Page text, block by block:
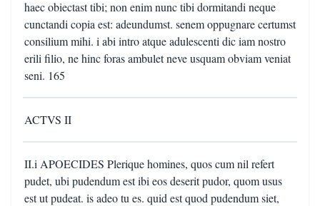
haec obiectast tibi; non enim nunc tibi dormitandi neque
cunctandi copia est: adeundumst. senem oppugnare certumst
consilium mihi. i abi intro atque adulescenti dic iam nostro
erili filio, ne hinc foras ambulet neve usquam obviam veniat
seni. 165
ACTVS II
II.i APOECIDES Plerique homines, quos cum nil refert
pudet, ubi pudendum est ibi eos deserit pudor, quom usus
est ut pudeat. is adeo tu es. quid est quod pudendum siet,